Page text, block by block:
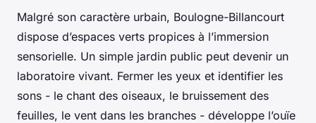
Malgré son caractère urbain, Boulogne-Billancourt
dispose d’espaces verts propices à l’immersion
sensorielle. Un simple jardin public peut devenir un
laboratoire vivant. Fermer les yeux et identifier les
sons - le chant des oiseaux, le bruissement des
feuilles, le vent dans les branches - développe l’ouïe